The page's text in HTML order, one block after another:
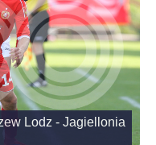
Lodz - Jagiellonia